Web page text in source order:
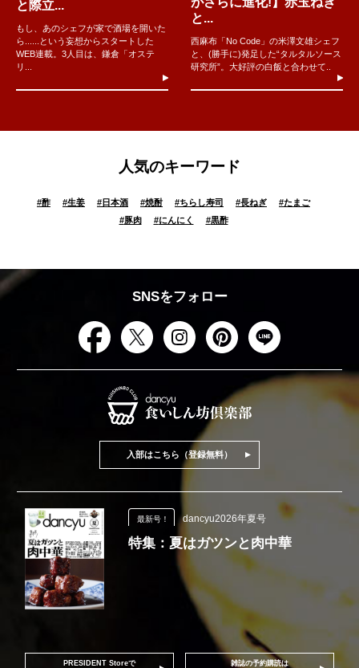
と際立...
もし、あのシェフが家で酒場を開いた
ら......という妄想からスタートした
WEB連載。3人目は、鎌倉「オステ
リ...
と...
西麻布「No Code」の米澤文雄シェフ
と、(勝手に)発足した“タルタルソース
研究所”。大好評の白飯と合わせて..
人気のキーワード
#酢 #生姜 #日本酒 #焼酎 #ちらし寿司 #長ねぎ #たまご
#豚肉 #にんにく #黒酢
SNSをフォロー
入部はこちら（登録無料）
最新号！ dancyu2026年夏号
特集：夏はガツンと肉中華
PRESIDENT Storeで 雑誌の予約購読は